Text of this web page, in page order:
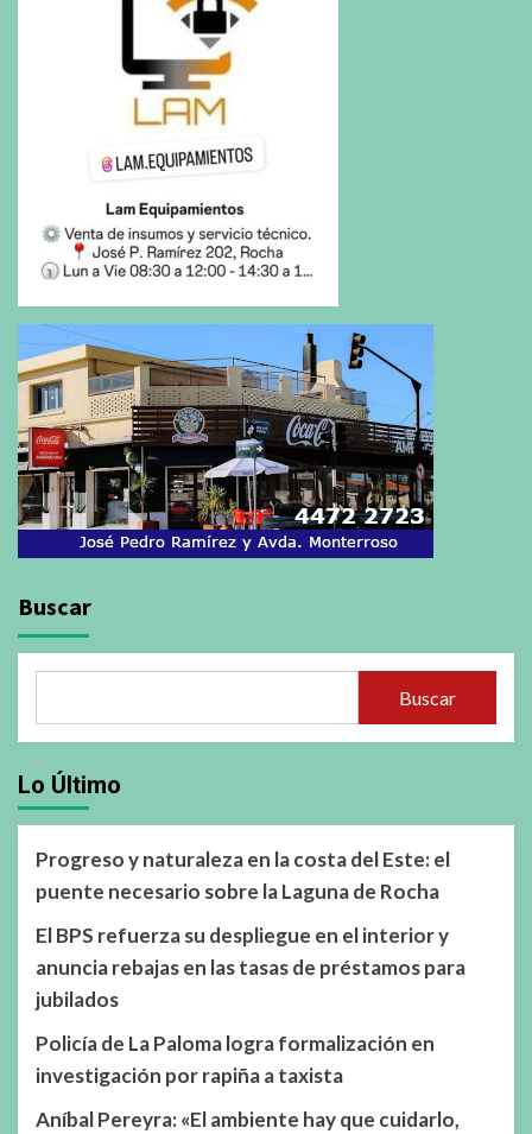
Buscar
Buscar
Lo Último
Progreso y naturaleza en la costa del Este: el
puente necesario sobre la Laguna de Rocha
El BPS refuerza su despliegue en el interior y
anuncia rebajas en las tasas de préstamos para
jubilados
Policía de La Paloma logra formalización en
investigación por rapiña a taxista
Aníbal Pereyra: «El ambiente hay que cuidarlo,